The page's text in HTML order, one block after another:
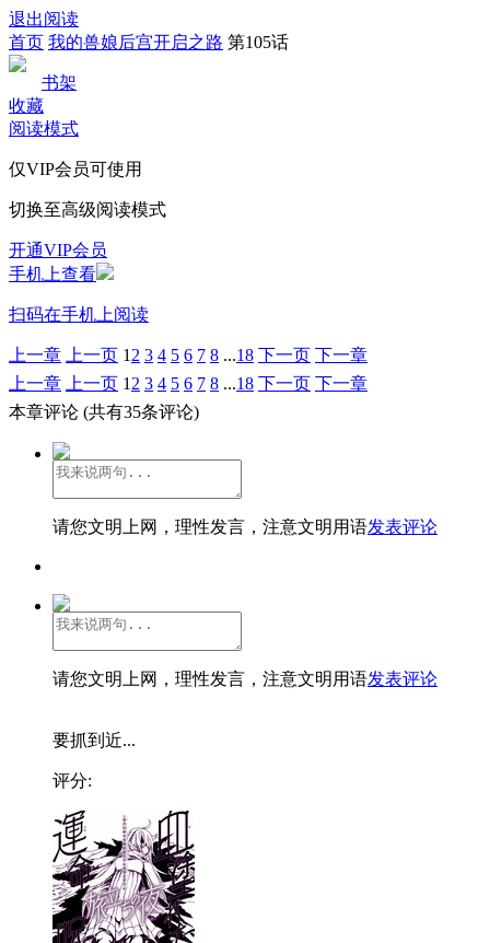
退出阅读
首页 我的兽娘后宫开启之路 第105话
书架
收藏
阅读模式
仅VIP会员可使用
切换至高级阅读模式
开通VIP会员
手机上查看
扫码在手机上阅读
上一章 上一页 1 2 3 4 5 6 7 8 ...18 下一页 下一章
上一章
上一页 1 2 3 4 5 6 7 8 ...18 下一页 下一章
本章评论 (共有35条评论)
请您文明上网，理性发言，注意文明用语发表评论
请您文明上网，理性发言，注意文明用语发表评论
要抓到近...
评分: